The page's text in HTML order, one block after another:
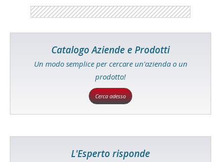
Catalogo Aziende e Prodotti
Un modo semplice per cercare un'azienda o un
prodotto!
Cerca adesso
L'Esperto risponde